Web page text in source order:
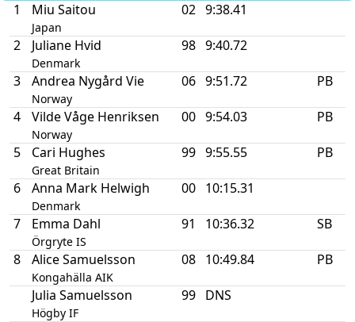
1
Miu Saitou
Japan
02 9:38.41
2 Juliane Hvid
Denmark
98 9:40.72
3 Andrea Nygård Vie
Norway
06 9:51.72 PB
4 Vilde Våge Henriksen
Norway
00 9:54.03 PB
5 Cari Hughes
Great Britain
99 9:55.55 PB
6 Anna Mark Helwigh
Denmark
00 10:15.31
7 Emma Dahl
Örgryte IS
91 10:36.32 SB
8 Alice Samuelsson
Kongahälla AIK
08 10:49.84 PB
Julia Samuelsson
Högby IF
99 DNS